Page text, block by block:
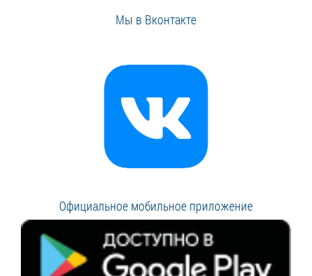
Мы в Вконтакте
Официальное мобильное приложение